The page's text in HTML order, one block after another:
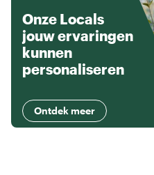
Onze Locals
jouw ervaringen
kunnen
personaliseren
Ontdek meer